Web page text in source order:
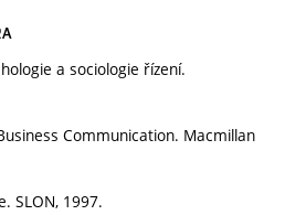
a sociologie řízení.
Communication. Macmillan
SLON, 1997.